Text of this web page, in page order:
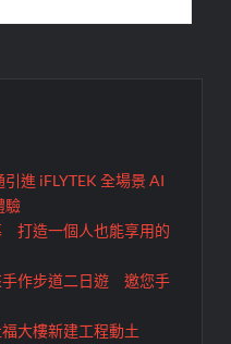
進 iFLYTEK 全場景 AI
驗
打造一個人也能享用的
作步道二日遊 邀您手
大樓新建工程動土